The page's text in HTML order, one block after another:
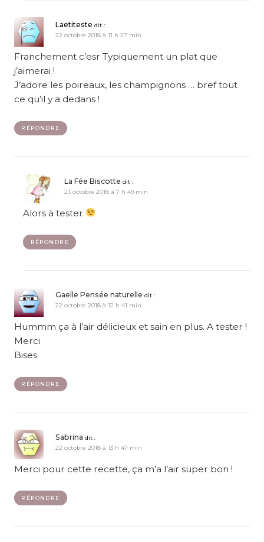
Laetiteste dit :
22 octobre 2018 à 11 h 27 min
Franchement c’esr Typiquement un plat que
j’aimerai !
J’adore les poireaux, les champignons … bref tout
ce qu’il y a dedans !
RÉPONDRE
La Fée Biscotte dit :
23 octobre 2018 à 7 h 49 min
Alors à tester
RÉPONDRE
Gaelle Pensée naturelle dit :
22 octobre 2018 à 12 h 41 min
Hummm ça à l’air délicieux et sain en plus. A tester !
Merci
Bises
RÉPONDRE
Sabrina dit :
22 octobre 2018 à 13 h 47 min
Merci pour cette recette, ça m’a l’air super bon !
RÉPONDRE